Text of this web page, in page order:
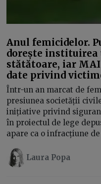
Anul femicidelor.
dorește
stătătoare, iar
date privind
Într-un an marcat de
presiunea societății
inițiative privind
în proiectul de lege
apare ca o infracțiune
Laura Popa